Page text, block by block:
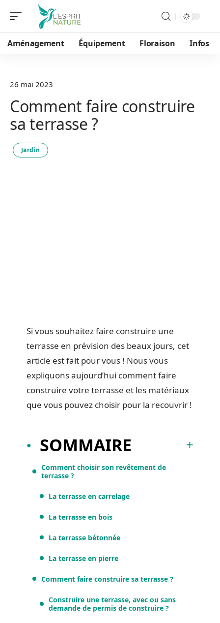
Aménagement Équipement Floraison Infos
26 mai 2023
Comment faire construire
sa terrasse ?
Jardin
Si vous souhaitez faire construire une
terrasse en prévision des beaux jours, cet
article est fait pour vous ! Nous vous
expliquons aujourd’hui comment faire
construire votre terrasse et les matériaux
que vous pouvez choisir pour la recouvrir !
SOMMAIRE
Comment choisir son revêtement de
terrasse ?
La terrasse en carrelage
La terrasse en bois
La terrasse bétonnée
La terrasse en pierre
Comment faire construire sa terrasse ?
Construire une terrasse, avec ou sans
demande de permis de construire ?